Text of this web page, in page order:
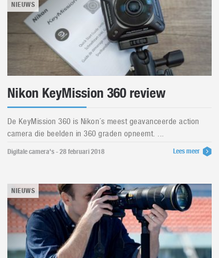
NIEUWS
Nikon KeyMission 360 review
De KeyMission 360 is Nikon´s meest geavanceerde action
camera die beelden in 360 graden opneemt. ...
Digitale camera's - 28 februari 2018 Lees meer
NIEUWS